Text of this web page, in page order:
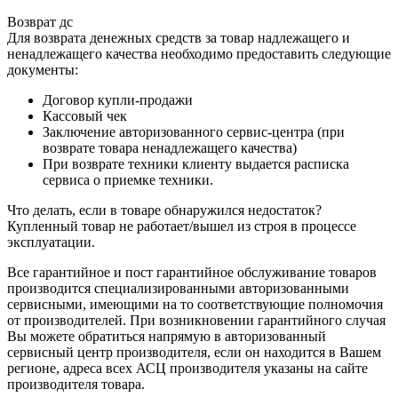
Возврат дс
Для возврата денежных средств за товар надлежащего и
ненадлежащего качества необходимо предоставить следующие
документы:
Договор купли-продажи
Кассовый чек
Заключение авторизованного сервис-центра (при
возврате товара ненадлежащего качества)
При возврате техники клиенту выдается расписка
сервиса о приемке техники.
Что делать, если в товаре обнаружился недостаток?
Купленный товар не работает/вышел из строя в процессе
эксплуатации.
Все гарантийное и пост гарантийное обслуживание товаров
производится специализированными авторизованными
сервисными, имеющими на то соответствующие полномочия
от производителей. При возникновении гарантийного случая
Вы можете обратиться напрямую в авторизованный
сервисный центр производителя, если он находится в Вашем
регионе, адреса всех АСЦ производителя указаны на сайте
производителя товара.